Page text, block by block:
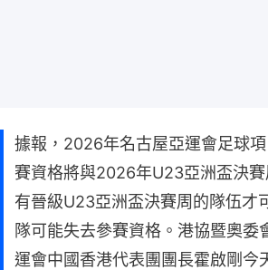
據報，2026年名古屋亞運會足球
賽資格將與2026年U23亞洲盃決
有晉級U23亞洲盃決賽周的隊伍才
隊可能失去參賽資格。港協暨奧委
運會中國香港代表團團長霍啟剛今